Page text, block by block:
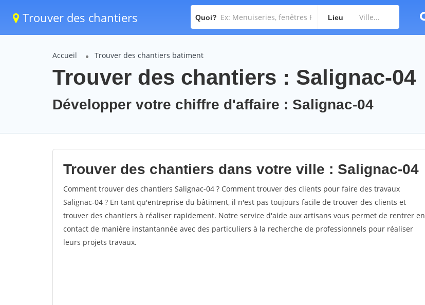
Trouver des chantiers Quoi? Lieu
Accueil Trouver des chantiers batiment
Trouver des chantiers : Salignac-04
Développer votre chiffre d'affaire : Salignac-04
Trouver des chantiers dans votre ville : Salignac-04
Comment trouver des chantiers Salignac-04 ? Comment trouver des clients pour faire des travaux
Salignac-04 ? En tant qu'entreprise du bâtiment, il n'est pas toujours facile de trouver des clients et
trouver des chantiers à réaliser rapidement. Notre service d'aide aux artisans vous permet de rentrer en
contact de manière instantannée avec des particuliers à la recherche de professionnels pour réaliser
leurs projets travaux.